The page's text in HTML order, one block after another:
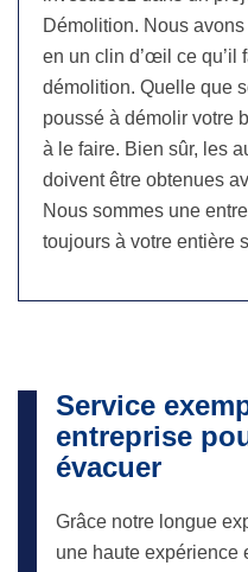
Démolition. Nous
en un clin d’œil ce qu’il
démolition. Quelle que
poussé à démolir votre
à le faire. Bien sûr, les
doivent être obtenues
Nous sommes une
toujours à votre entière
Service
entreprise
évacuer
Grâce notre longue
une haute expérience